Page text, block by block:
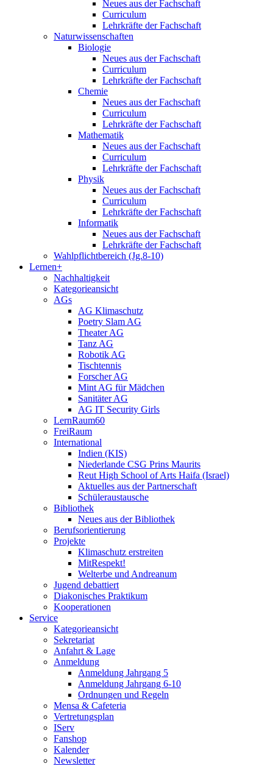
Neues aus der Fachschaft
Curriculum
Lehrkräfte der Fachschaft
Naturwissenschaften
Biologie
Neues aus der Fachschaft
Curriculum
Lehrkräfte der Fachschaft
Chemie
Neues aus der Fachschaft
Curriculum
Lehrkräfte der Fachschaft
Mathematik
Neues aus der Fachschaft
Curriculum
Lehrkräfte der Fachschaft
Physik
Neues aus der Fachschaft
Curriculum
Lehrkräfte der Fachschaft
Informatik
Neues aus der Fachschaft
Lehrkräfte der Fachschaft
Wahlpflichtbereich (Jg.8-10)
Lernen+
Nachhaltigkeit
Kategorieansicht
AGs
AG Klimaschutz
Poetry Slam AG
Theater AG
Tanz AG
Robotik AG
Tischtennis
Forscher AG
Mint AG für Mädchen
Sanitäter AG
AG IT Security Girls
LernRaum60
FreiRaum
International
Indien (KIS)
Niederlande CSG Prins Maurits
Reut High School of Arts Haifa (Israel)
Aktuelles aus der Partnerschaft
Schüleraustausche
Bibliothek
Neues aus der Bibliothek
Berufsorientierung
Projekte
Klimaschutz erstreiten
MitRespekt!
Welterbe und Andreanum
Jugend debattiert
Diakonisches Praktikum
Kooperationen
Service
Kategorieansicht
Sekretariat
Anfahrt & Lage
Anmeldung
Anmeldung Jahrgang 5
Anmeldung Jahrgang 6-10
Ordnungen und Regeln
Mensa & Cafeteria
Vertretungsplan
IServ
Fanshop
Kalender
Newsletter